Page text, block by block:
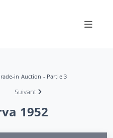
in Auction - Partie 3
Suivant
1952